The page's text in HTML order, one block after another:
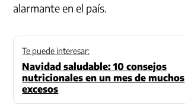
alarmante en el país.
Te puede interesar:
Navidad saludable: 10 consejos
nutricionales en un mes de muchos
excesos